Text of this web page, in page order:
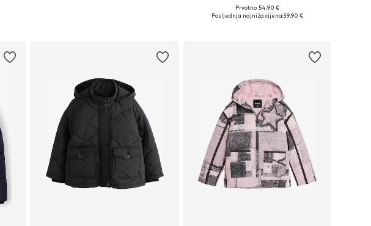
Dostupno u više veličina
Prvotno: 54,90 €
Posljednja najniža cijena:39,90 €